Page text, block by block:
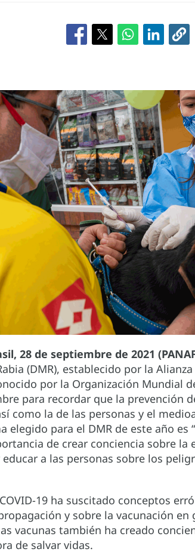
28 de septiembre de 2021
(DMR), establecido por la
por la Organización Mundial
para recordar que la prevención
como la de las personas y el
elegido para el DMR de este año es
de crear conciencia sobre la
a las personas sobre los
19 ha suscitado conceptos
y sobre la vacunación en
vacunas también ha creado
de salvar vidas.